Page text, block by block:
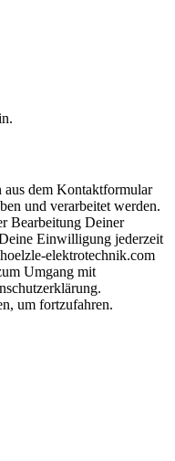
aus dem Kontaktformular
und verarbeitet werden.
Bearbeitung Deiner
Einwilligung jederzeit
elektrotechnik.com
Umgang mit
um fortzufahren.